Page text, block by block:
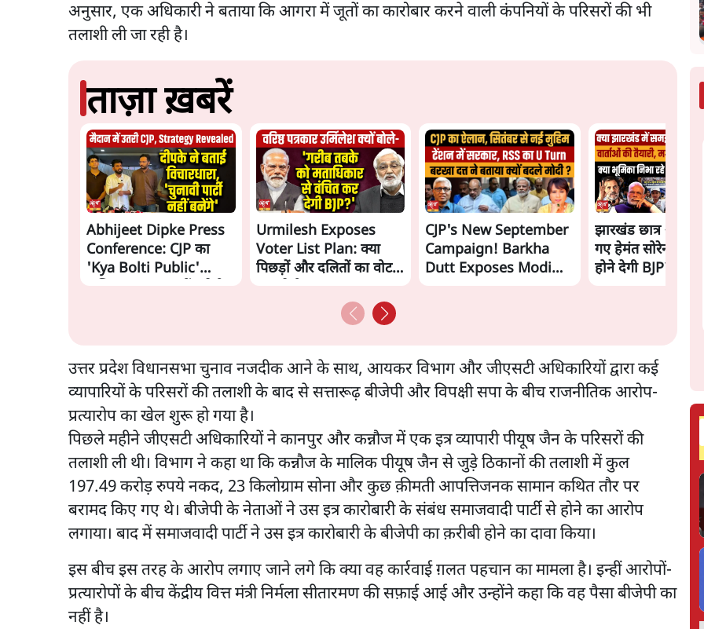
अनुसार, एक अधिकारी ने बताया कि आगरा में जूतों का कारोबार करने वाली कंपनियों के परिसरों की भी
तलाशी ली जा रही है।
ताज़ा ख़बरें
Abhijeet Dipke Press
Conference: CJP का
'Kya Bolti Public'
Urmilesh Exposes
Voter List Plan: क्या
पिछड़ों और दलितों का वोट
CJP's New September
Campaign! Barkha
Dutt Exposes Modi
झारखंड छात्र
गए हेमंत सोरेन,
होने देगी BJP?
उत्तर प्रदेश विधानसभा चुनाव नजदीक आने के साथ, आयकर विभाग और जीएसटी अधिकारियों द्वारा कई
व्यापारियों के परिसरों की तलाशी के बाद से सत्तारूढ़ बीजेपी और विपक्षी सपा के बीच राजनीतिक आरोप-
प्रत्यारोप का खेल शुरू हो गया है।
पिछले महीने जीएसटी अधिकारियों ने कानपुर और कन्नौज में एक इत्र व्यापारी पीयूष जैन के परिसरों की
तलाशी ली थी। विभाग ने कहा था कि कन्नौज के मालिक पीयूष जैन से जुड़े ठिकानों की तलाशी में कुल
197.49 करोड़ रुपये नकद, 23 किलोग्राम सोना और कुछ क़ीमती आपत्तिजनक सामान कथित तौर पर
बरामद किए गए थे। बीजेपी के नेताओं ने उस इत्र कारोबारी के संबंध समाजवादी पार्टी से होने का आरोप
लगाया। बाद में समाजवादी पार्टी ने उस इत्र कारोबारी के बीजेपी का क़रीबी होने का दावा किया।
इस बीच इस तरह के आरोप लगाए जाने लगे कि क्या वह कार्रवाई ग़लत पहचान का मामला है। इन्हीं आरोपों-
प्रत्यारोपों के बीच केंद्रीय वित्त मंत्री निर्मला सीतारमण की सफ़ाई आई और उन्होंने कहा कि वह पैसा बीजेपी का
नहीं है।